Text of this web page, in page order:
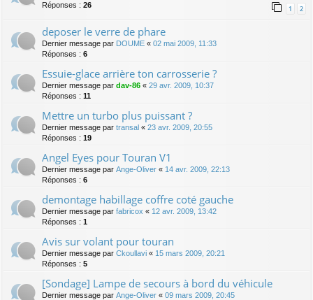
Réponses : 26 1 2
deposer le verre de phare
Dernier message par DOUME « 02 mai 2009, 11:33
Réponses : 6
Essuie-glace arrière ton carrosserie ?
Dernier message par dav-86 « 29 avr. 2009, 10:37
Réponses : 11
Mettre un turbo plus puissant ?
Dernier message par transal « 23 avr. 2009, 20:55
Réponses : 19
Angel Eyes pour Touran V1
Dernier message par Ange-Oliver « 14 avr. 2009, 22:13
Réponses : 6
demontage habillage coffre coté gauche
Dernier message par fabricox « 12 avr. 2009, 13:42
Réponses : 1
Avis sur volant pour touran
Dernier message par Ckoullavi « 15 mars 2009, 20:21
Réponses : 5
[Sondage] Lampe de secours à bord du véhicule
Dernier message par Ange-Oliver « 09 mars 2009, 20:45